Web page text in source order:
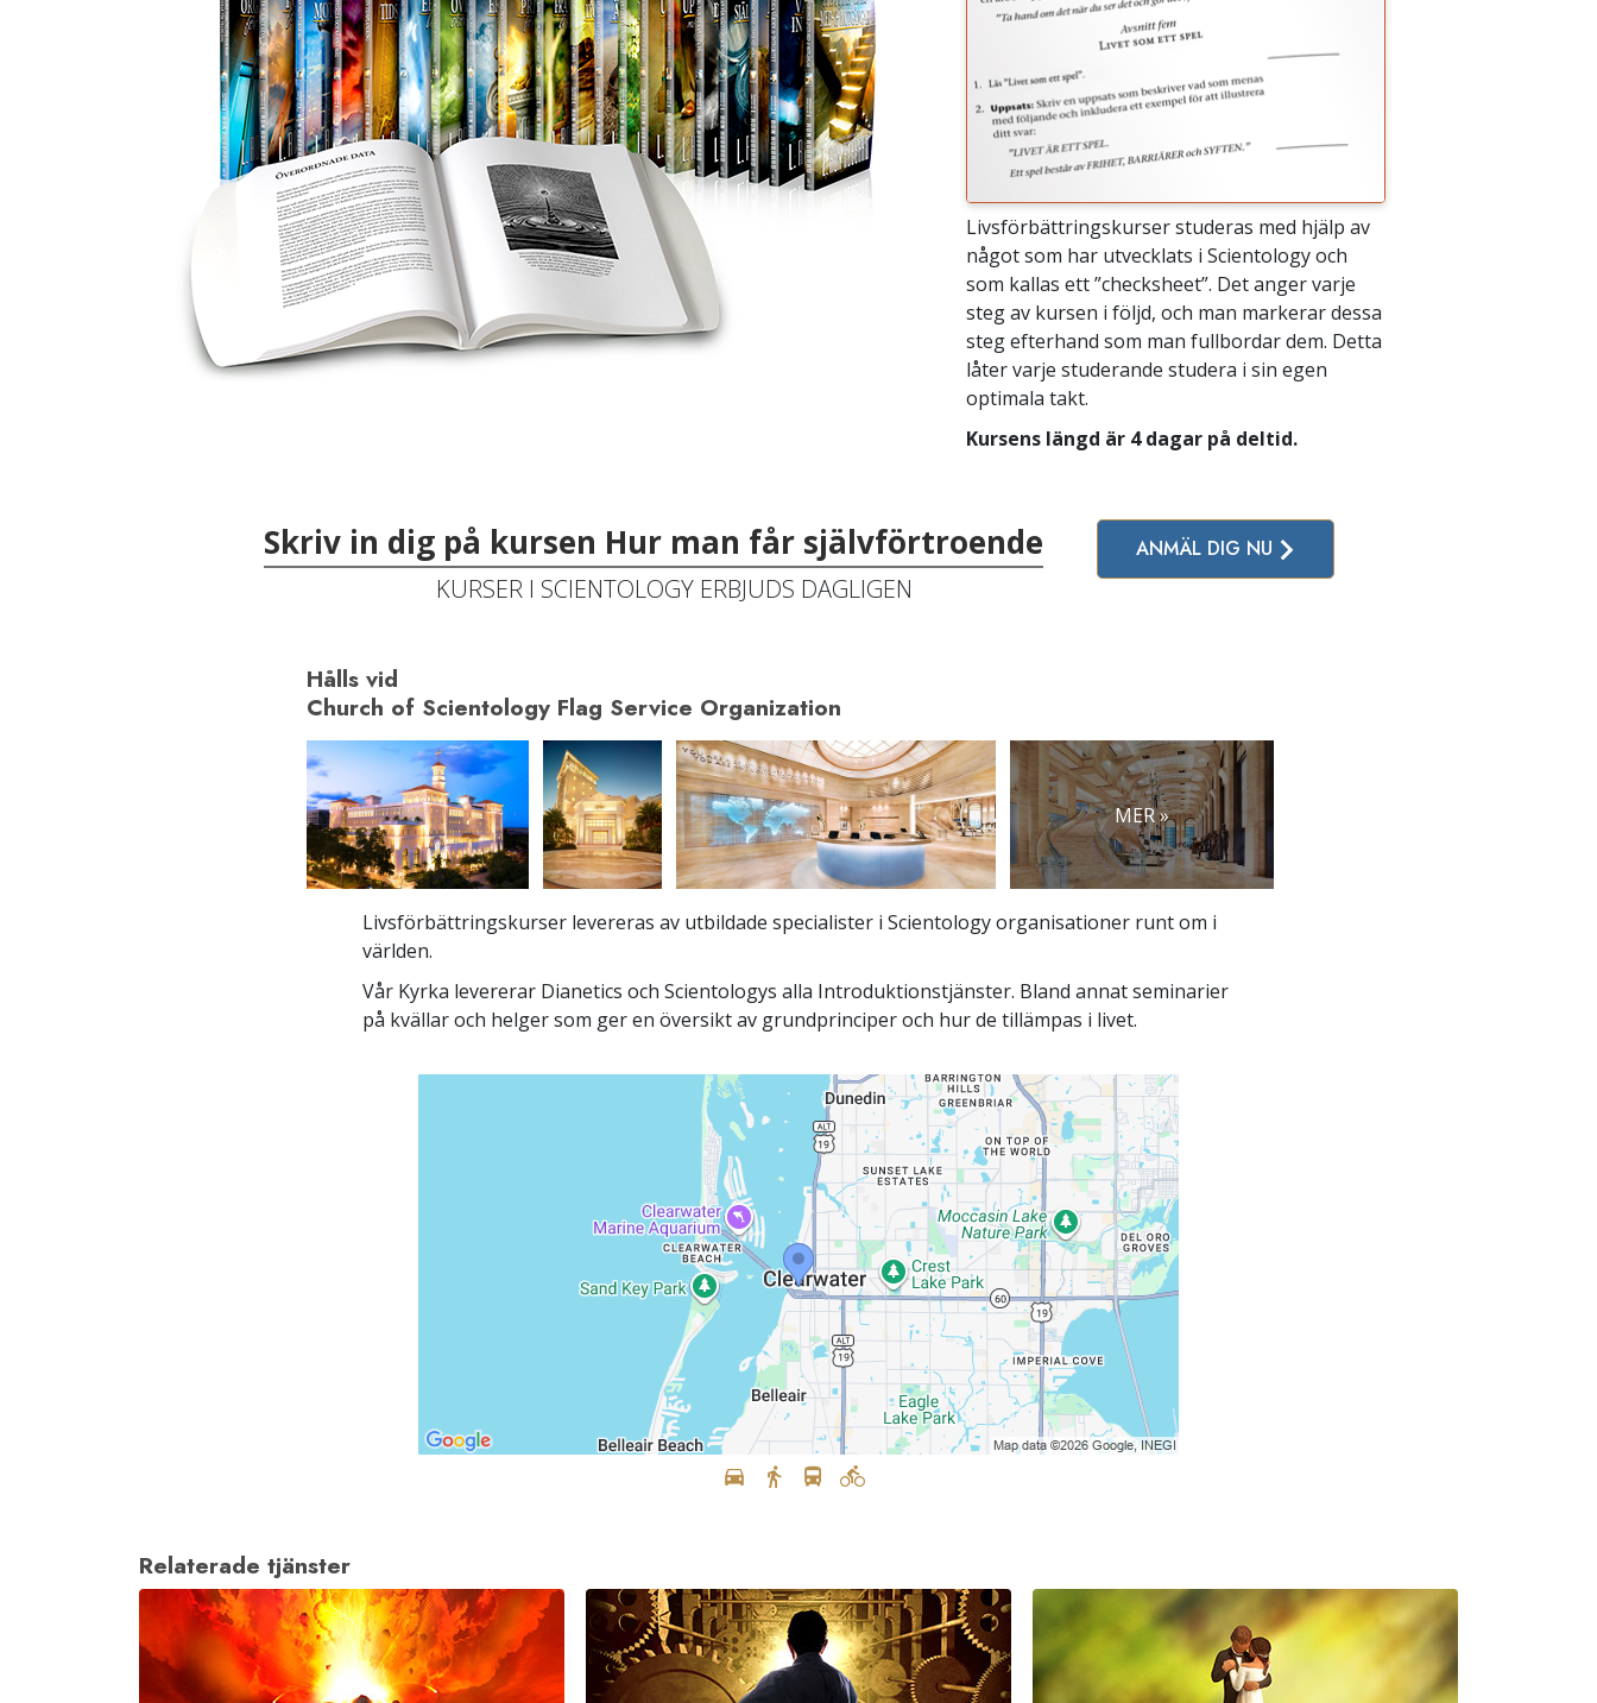
Livsförbättringskurser studeras med hjälp av
något som har utvecklats i Scientology och
som kallas ett ”checksheet”. Det anger varje
steg av kursen i följd, och man markerar dessa
steg efterhand som man fullbordar dem. Detta
låter varje studerande studera i sin egen
optimala takt.
Kursens längd är 4 dagar på deltid.
Skriv in dig på kursen Hur man får självförtroende
KURSER I SCIENTOLOGY ERBJUDS DAGLIGEN
ANMÄL DIG NU
Hålls vid
Church of Scientology Flag Service Organization
MER »
Livsförbättringskurser levereras av utbildade specialister i Scientology organisationer runt om i
världen.
Vår Kyrka levererar Dianetics och Scientologys alla Introduktionstjänster. Bland annat seminarier
på kvällar och helger som ger en översikt av grundprinciper och hur de tillämpas i livet.
Relaterade tjänster